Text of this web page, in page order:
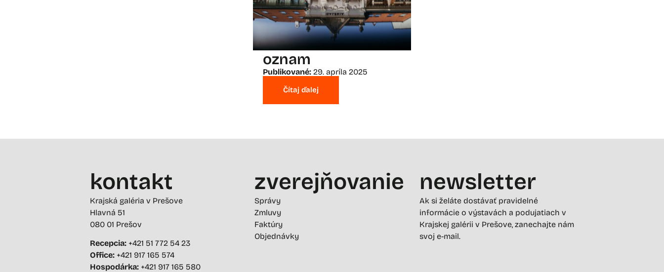
oznam
Publikované: 29. apríla 2025
Čítaj ďalej
kontakt
Krajská galéria v Prešove
Hlavná 51
080 01 Prešov
Recepcia: +421 51 772 54 23
Office: +421 917 165 574
Hospodárka: +421 917 165 580
zverejňovanie
Správy
Zmluvy
Faktúry
Objednávky
newsletter
Ak si želáte dostávať pravidelné
informácie o výstavách a podujatiach v
Krajskej galérii v Prešove, zanechajte nám
svoj e-mail.